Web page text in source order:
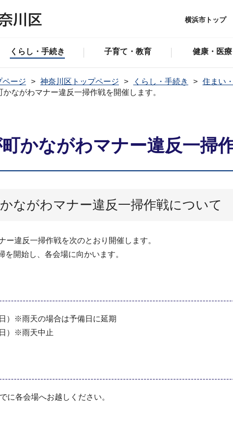
横浜市トップ
くらし・手続き 子育て・教育 健康・医
ページ 神奈川区トップページ くらし・手続き 住まい
かながわマナー違反一掃作戦を開催します。
かながわマナー違反一掃
ながわマナー違反一掃作戦について
ー違反一掃作戦を次のとおり開催します。
を開始し、各会場に向かいます。
）※雨天の場合は予備日に延期
）※雨天中止
に各会場へお越しください。